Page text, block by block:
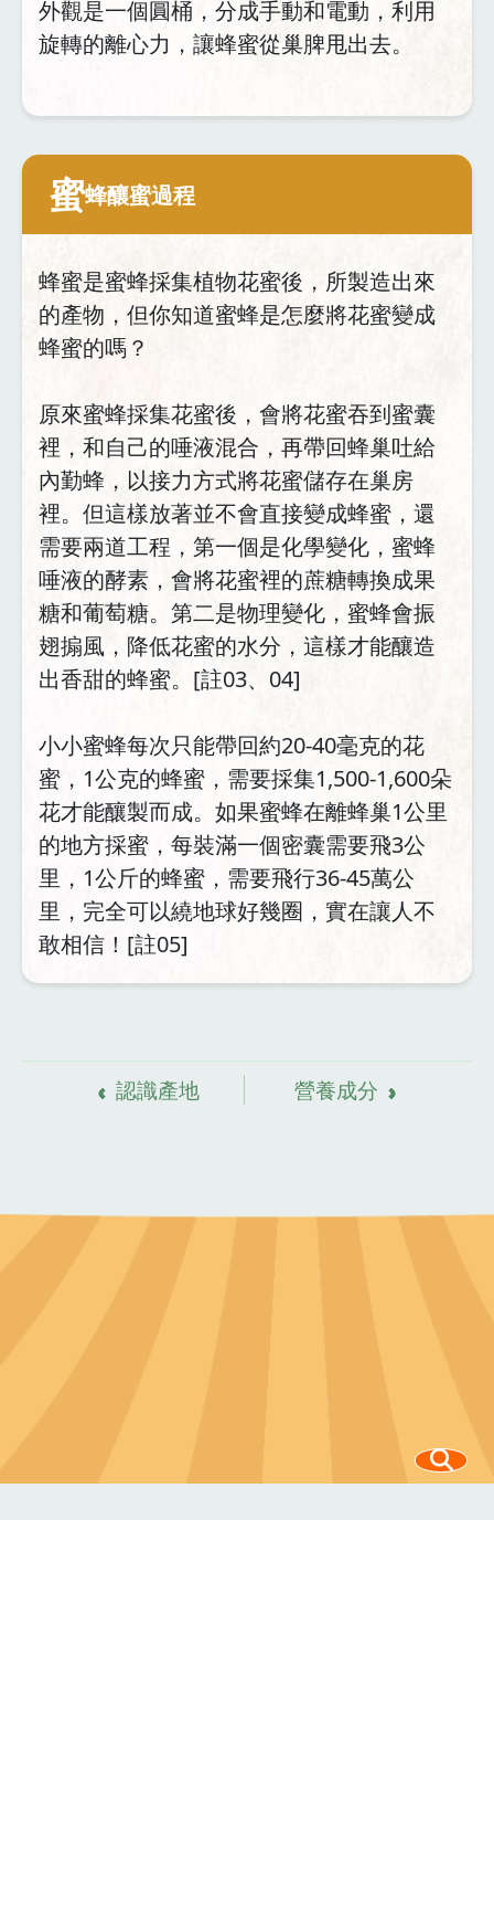
外觀是一個圓桶，分成手動和電動，利用
旋轉的離心力，讓蜂蜜從巢脾甩出去。
蜜蜂釀蜜過程
蜂蜜是蜜蜂採集植物花蜜後，所製造出來
的產物，但你知道蜜蜂是怎麼將花蜜變成
蜂蜜的嗎？
原來蜜蜂採集花蜜後，會將花蜜吞到蜜囊
裡，和自己的唾液混合，再帶回蜂巢吐給
內勤蜂，以接力方式將花蜜儲存在巢房
裡。但這樣放著並不會直接變成蜂蜜，還
需要兩道工程，第一個是化學變化，蜜蜂
唾液的酵素，會將花蜜裡的蔗糖轉換成果
糖和葡萄糖。第二是物理變化，蜜蜂會振
翅搧風，降低花蜜的水分，這樣才能釀造
出香甜的蜂蜜。[註03、04]
小小蜜蜂每次只能帶回約20-40毫克的花
蜜，1公克的蜂蜜，需要採集1,500-1,600朵
花才能釀製而成。如果蜜蜂在離蜂巢1公里
的地方採蜜，每裝滿一個密囊需要飛3公
里，1公斤的蜂蜜，需要飛行36-45萬公
里，完全可以繞地球好幾圈，實在讓人不
敢相信！[註05]
認識產地
營養成分